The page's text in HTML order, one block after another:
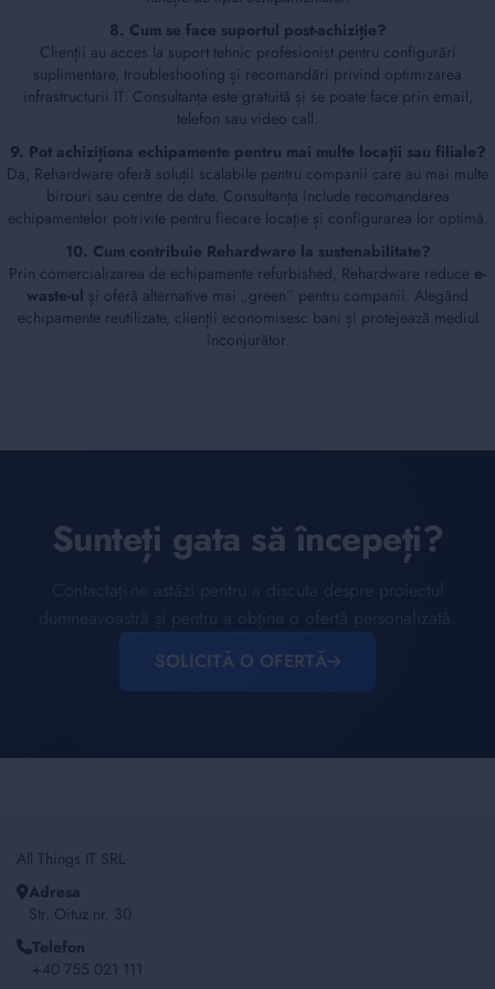
8. Cum se face suportul post-achiziție?
Clienții au acces la suport tehnic profesionist pentru configurări
suplimentare, troubleshooting și recomandări privind optimizarea
infrastructurii IT. Consultanța este gratuită și se poate face prin email,
telefon sau video call.
9. Pot achiziționa echipamente pentru mai multe locații sau filiale?
Da, Rehardware oferă soluții scalabile pentru companii care au mai multe
birouri sau centre de date. Consultanța include recomandarea
echipamentelor potrivite pentru fiecare locație și configurarea lor optimă.
10. Cum contribuie Rehardware la sustenabilitate?
Prin comercializarea de echipamente refurbished, Rehardware reduce e-
waste-ul și oferă alternative mai „green” pentru companii. Alegând
echipamente reutilizate, clienții economisesc bani și protejează mediul
înconjurător.
Sunteți gata să începeți?
SOLICITĂ O OFERTĂ
All Things IT SRL
Adresa
Str. Oituz nr. 30
Telefon
+40 755 021 111